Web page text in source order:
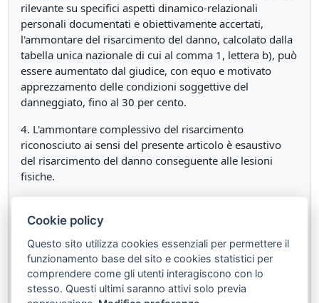
rilevante su specifici aspetti dinamico-relazionali
personali documentati e obiettivamente accertati,
l'ammontare del risarcimento del danno, calcolato dalla
tabella unica nazionale di cui al comma 1, lettera b), può
essere aumentato dal giudice, con equo e motivato
apprezzamento delle condizioni soggettive del
danneggiato, fino al 30 per cento.
4. L'ammontare complessivo del risarcimento
riconosciuto ai sensi del presente articolo è esaustivo
del risarcimento del danno conseguente alle lesioni
fisiche.
al comma 1, lettera b), sono aggiornati annualmente,
misura corrispondente alla variazione dell'indice
nazionale dei prezzi al consumo per le famiglie di operai
e impiegati accertata dall'ISTAT.
Cookie policy
Questo sito utilizza cookies essenziali per permettere il
funzionamento base del sito e cookies statistici per
comprendere come gli utenti interagiscono con lo
stesso. Questi ultimi saranno attivi solo previa